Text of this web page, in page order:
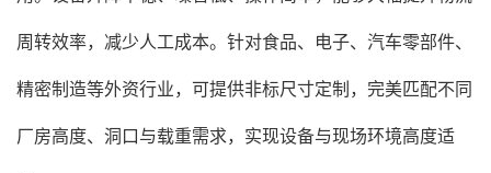
周转效率，减少人工成本。针对食品、电子、汽车零部件、
精密制造等外资行业，可提供非标尺寸定制，完美匹配不同
厂房高度、洞口与载重需求，实现设备与现场环境高度适